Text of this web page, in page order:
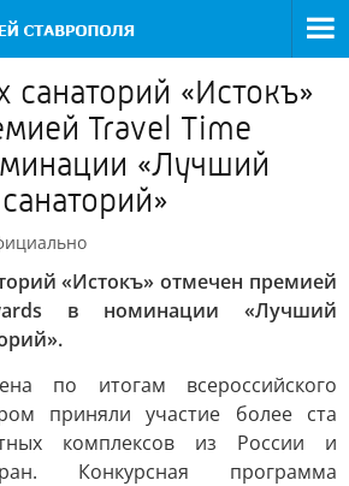
санаторий «Истокъ»
Travel Time
«Лучший
«Истокъ» отмечен премией
в номинации «Лучший
по итогам всероссийского
приняли участие более ста
комплексов из России и
Конкурсная программа